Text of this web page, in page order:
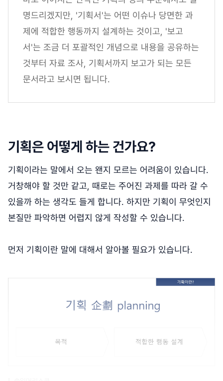
명드리겠지만, '기획서'는 어떤 이슈나 당면한 과
제에 적합한 행동까지 설계하는 것이고, '보고
서'는 조금 더 포괄적인 개념으로 내용을 공유하는
것부터 자료 조사, 기획서까지 보고가 되는 모든
문서라고 보시면 됩니다.
기획은 어떻게 하는 건가요?
기획이라는 말에서 오는 왠지 모르는 어려움이 있습니다.
거창해야 할 것만 같고, 때로는 주어진 과제를 따라 갈 수
있을까 하는 생각도 들게 합니다. 하지만 기획이 무엇인지
본질만 파악하면 어렵지 않게 작성할 수 있습니다.
먼저 기획이란 말에 대해서 알아볼 필요가 있습니다.